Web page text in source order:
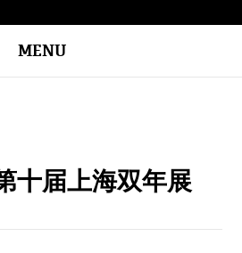
MENU
十届上海双年展